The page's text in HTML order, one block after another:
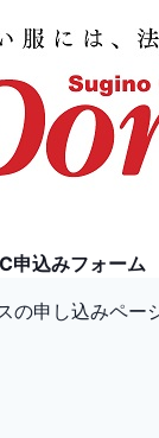
申込みフォーム
申し込みペー